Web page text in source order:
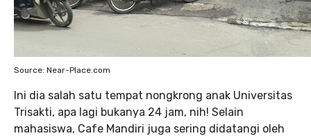
Source: Near-Place.com
Ini dia salah satu tempat nongkrong anak Universitas
Trisakti, apa lagi bukanya 24 jam, nih! Selain
mahasiswa, Cafe Mandiri juga sering didatangi oleh